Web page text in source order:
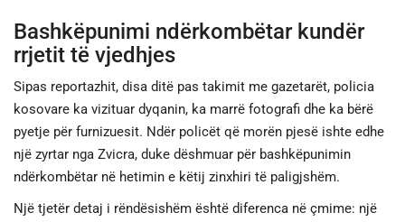
Bashkëpunimi ndërkombëtar kundër
rrjetit të vjedhjes
Sipas reportazhit, disa ditë pas takimit me gazetarët, policia
kosovare ka vizituar dyqanin, ka marrë fotografi dhe ka bërë
pyetje për furnizuesit. Ndër policët që morën pjesë ishte edhe
një zyrtar nga Zvicra, duke dëshmuar për bashkëpunimin
ndërkombëtar në hetimin e këtij zinxhiri të paligjshëm.
Një tjetër detaj i rëndësishëm është diferenca në çmime: një